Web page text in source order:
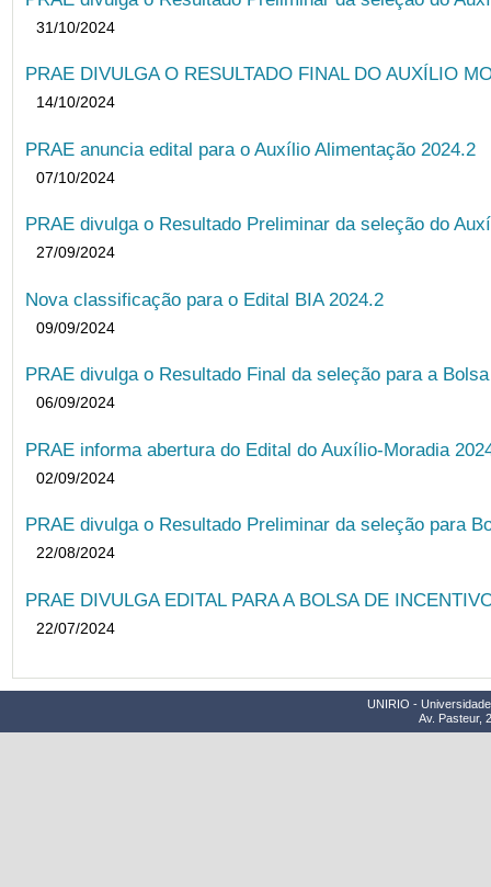
31/10/2024
PRAE DIVULGA O RESULTADO FINAL DO AUXÍLIO
14/10/2024
PRAE anuncia edital para o Auxílio Alimentação 2024.2
07/10/2024
PRAE divulga o Resultado Preliminar da seleção do
27/09/2024
Nova classificação para o Edital BIA 2024.2
09/09/2024
PRAE divulga o Resultado Final da seleção para a
06/09/2024
PRAE informa abertura do Edital do Auxílio-Moradia
02/09/2024
PRAE divulga o Resultado Preliminar da seleção para
22/08/2024
PRAE DIVULGA EDITAL PARA A BOLSA DE
22/07/2024
UNIRIO -
Av. Pasteur,